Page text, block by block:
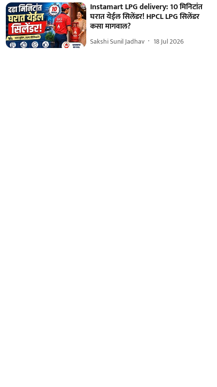
Instamart LPG delivery: 10 मिनिटांत
घरात येईल सिलेंडर! HPCL LPG सिलेंडर
कसा मागवाल?
Sakshi Sunil Jadhav 18 Jul 2026